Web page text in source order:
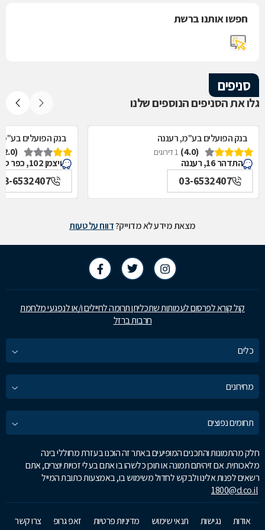
חפשו אותנו ברשת
סניפים
גלו את הסניפים הנוספים שלנו
בנק הפועלים בע"מ, רעננה
(4.0)
1 דירוגים
התדהר 16, רעננה
03-6532407
בנק הפועלים
(2.0)
ויצמן 102, כפר סבא
6532407
מצאת מידע לא מדוייק?דווח על טעות
קול קורא לפרסום לעמותות שתכליתן תרומה לחיילים ו/או לנפגעי מלחמת
חרבות ברזל
כלים
מחירונים
תחומים נפוצים
חלק מהתמונות והתכנים המופיעים באתר זה הוכנו בעזרת מחוללי בינה
מלאכותית. אם זיהיתם תמונה או תוכן כלשהו בו אתם בעלי זכויות יוצרים, אתם
רשאים לפנות אלינו ולבקש לחדול משימוש בו, באמצעות כתובת המייל
1800@d.co.il
אודות נגישות תנאי שימוש מדיניות פרטיות זאפ גרופ צרו קשר